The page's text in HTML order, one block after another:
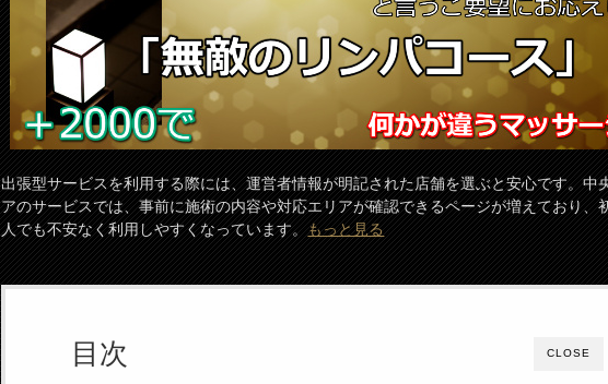
出張型サービスを利用する際には、運営者情報が明記された店舗を選ぶと安心です。中
アのサービスでは、事前に施術の内容や対応エリアが確認できるページが増えており、
人でも不安なく利用しやすくなっています。もっと見る
CLOSE
目次